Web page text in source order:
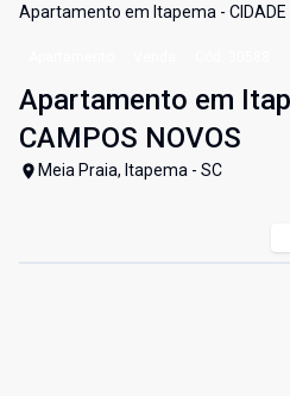
Apartamento em Itapema - CIDADE
Apartamento em
CAMPOS NOVOS
Meia Praia, Itapema - SC